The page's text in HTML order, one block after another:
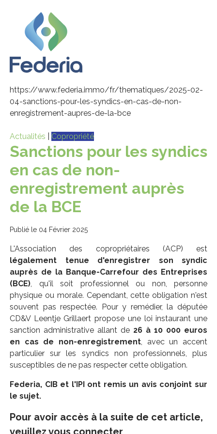
https://www.federia.immo/fr/thematiques/2025-02-
04-sanctions-pour-les-syndics-en-cas-de-non-
enregistrement-aupres-de-la-bce
Actualités Copropriété
Sanctions pour les syndics
en cas de non-
enregistrement auprès
de la BCE
Publié le 04 Février 2025
L'Association des copropriétaires (ACP) est
légalement tenue d'enregistrer son syndic
auprès de la Banque-Carrefour des Entreprises
(BCE), qu'il soit professionnel ou non, personne
physique ou morale. Cependant, cette obligation n'est
souvent pas respectée. Pour y remédier, la députée
CD&V Leentje Grillaert propose une loi instaurant une
sanction administrative allant de 26 à 10 000 euros
en cas de non-enregistrement, avec un accent
particulier sur les syndics non professionnels, plus
susceptibles de ne pas respecter cette obligation.
Federia, CIB et l'IPI ont remis un avis conjoint sur
le sujet.
Pour avoir accès à la suite de cet article,
veuillez vous connecter